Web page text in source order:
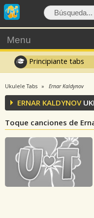
Menu
Principiante tabs
Ukulele Tabs Ernar Kaldynov
ERNAR KALDYNOV
Toque canciones de